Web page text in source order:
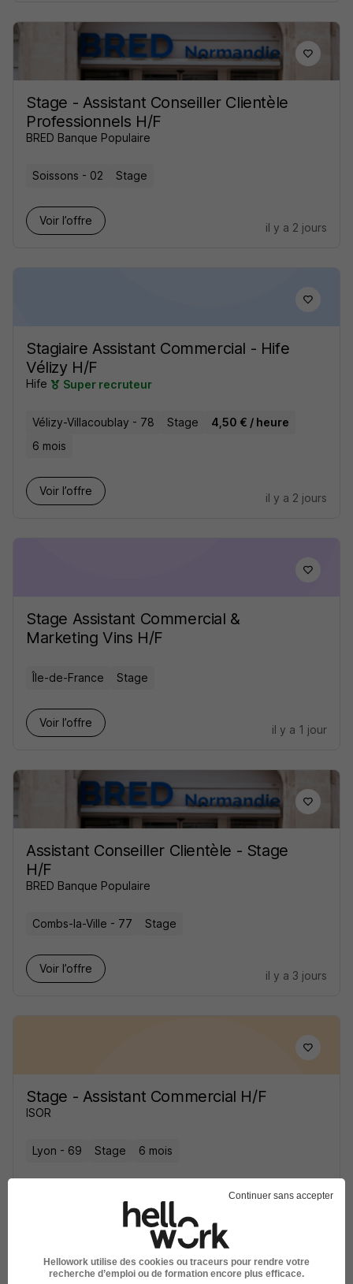
Stage - Assistant Conseiller Clientèle
Professionnels H/F
BRED Banque Populaire
Soissons - 02 Stage
Voir l’offre
il y a 2 jours
Stagiaire Assistant Commercial - Hife
Vélizy H/F
Hife Super recruteur
Vélizy-Villacoublay - 78 Stage
4,50 € / heure
6 mois
Voir l’offre
il y a 2 jours
Stage Assistant Commercial &
Marketing Vins H/F
Île-de-France Stage
Voir l’offre
il y a 1 jour
Assistant Conseiller Clientèle - Stage
H/F
BRED Banque Populaire
Combs-la-Ville - 77 Stage
Voir l’offre
il y a 3 jours
Stage - Assistant Commercial H/F
ISOR
Lyon - 69 Stage 6 mois
il y a 3 jours
Continuer sans accepter
Hellowork utilise des cookies ou traceurs pour rendre votre
recherche d’emploi ou de formation encore plus efficace.